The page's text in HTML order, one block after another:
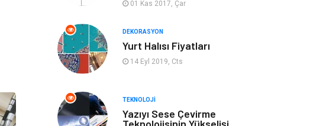
Bahçe Ev Güzellik
Tekstil Maden ve Metal
Eğlence
Plastik
Bilgisayar ve
01 Kas 2017, Çar
DEKORASYON
Yurt Halısı Fiyatları
14 Eyl 2019, Cts
TEKNOLOJI
Yazıyı Sese Çevirme
Teknolojisinin Yükselişi